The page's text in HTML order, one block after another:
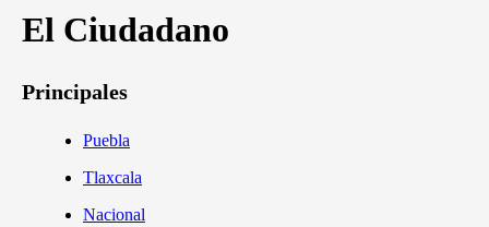
El Ciudadano
Principales
Puebla
Tlaxcala
Nacional